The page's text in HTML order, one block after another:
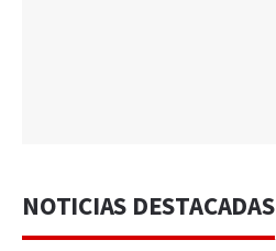
NOTICIAS DESTACADAS